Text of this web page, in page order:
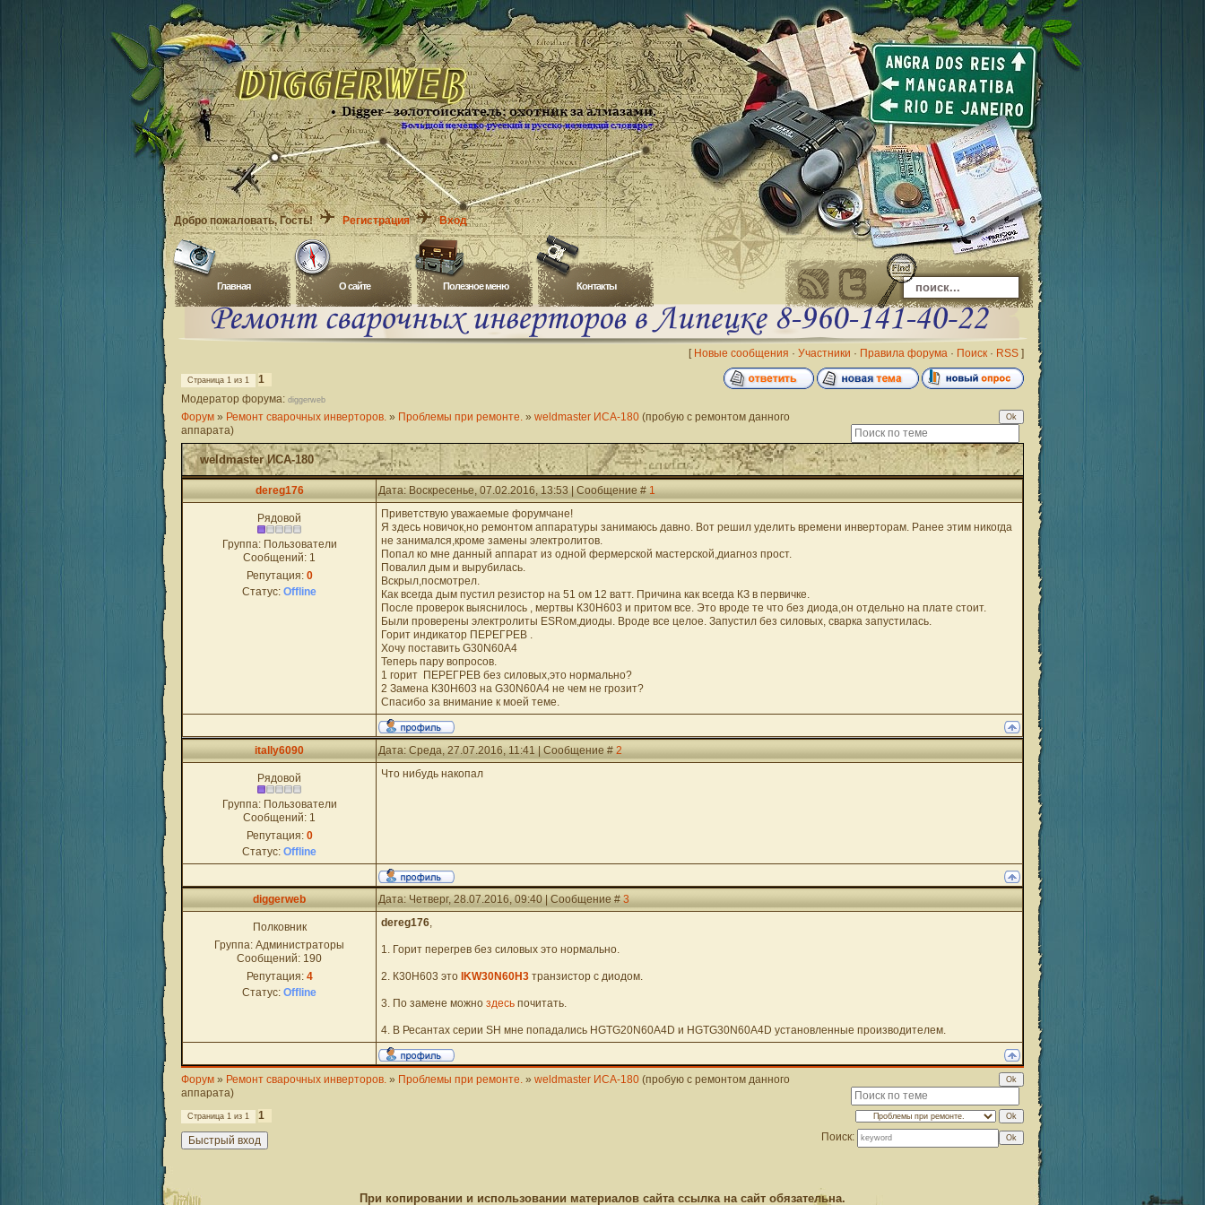
Добро пожаловать, Гость! Регистрация Вход
Главная O сайте Полезное меню Контакты
[ Новые сообщения · Участники · Правила форума · Поиск · RSS ]
Страница 1 из 1
1
Модератор форума: diggerweb
Форум » Ремонт сварочных инверторов. » Проблемы при ремонте. » weldmaster ИСА-180 (пробую с ремонтом данного
аппарата)
weldmaster ИСА-180
dereg176 Дата: Воскресенье, 07.02.2016, 13:53 | Сообщение #1
Рядовой
Группа: Пользователи
Сообщений: 1
Репутация: 0
Статус: Offline
Приветствую уважаемые форумчане!
Я здесь новичок,но ремонтом аппаратуры занимаюсь давно. Вот решил уделить времени инверторам. Ранее этим никогда
не занимался,кроме замены электролитов.
Попал ко мне данный аппарат из одной фермерской мастерской,диагноз прост.
Повалил дым и вырубилась.
Вскрыл,посмотрел.
Как всегда дым пустил резистор на 51 ом 12 ватт. Причина как всегда КЗ в первичке.
После проверок выяснилось , мертвы К30H603 и притом все. Это вроде те что без диода,он отдельно на плате стоит.
Были проверены электролиты ESRом,диоды. Вроде все целое. Запустил без силовых, сварка запустилась.
Горит индикатор ПЕРЕГРЕВ .
Хочу поставить G30N60A4
Теперь пару вопросов.
1 горит ПЕРЕГРЕВ без силовых,это нормально?
2 Замена К30H603 на G30N60A4 не чем не грозит?
Спасибо за внимание к моей теме.
itally6090 Дата: Среда, 27.07.2016, 11:41 | Сообщение #2
Рядовой
Группа: Пользователи
Сообщений: 1
Репутация: 0
Статус: Offline
Что нибудь накопал
diggerweb Дата: Четверг, 28.07.2016, 09:40 | Сообщение #3
Полковник
Группа: Администраторы
Сообщений: 190
Репутация: 4
Статус: Offline
dereg176,
1. Горит перегрев без силовых это нормально.
2. К30H603 это IKW30N60H3 транзистор с диодом.
3. По замене можно здесь почитать.
4. В Ресантах серии SH мне попадались HGTG20N60A4D и HGTG30N60A4D установленные производителем.
Форум » Ремонт сварочных инверторов. » Проблемы при ремонте. » weldmaster ИСА-180 (пробую с ремонтом данного
аппарата)
Страница 1 из 1
1
Поиск:
При копировании и использовании материалов сайта ссылка на сайт обязательна.